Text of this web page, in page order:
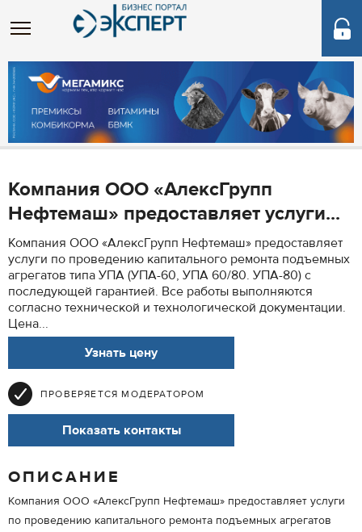
Компания ООО «АлексГрупп
Нефтемаш» предоставляет услуги...
Компания ООО «АлексГрупп Нефтемаш» предоставляет
услуги по проведению капитального ремонта подъемных
агрегатов типа УПА (УПА-60, УПА 60/80. УПА-80) с
последующей гарантией. Все работы выполняются
согласно технической и технологической документации.
Цена...
Узнать цену
ПРОВЕРЯЕТСЯ МОДЕРАТОРОМ
Показать контакты
ОПИСАНИЕ
Компания ООО «АлексГрупп Нефтемаш» предоставляет услуги
по проведению капитального ремонта подъемных агрегатов